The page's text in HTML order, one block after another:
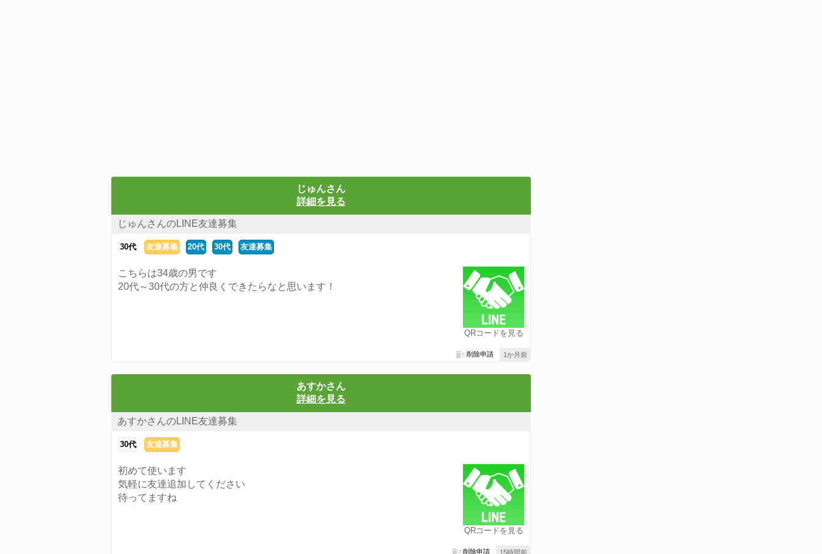
じゅんさん
詳細を見る
じゅんさんのLINE友達募集
30代 友達募集 20代 30代 友達募集
QRコードを見る
こちらは34歳の男です
20代～30代の方と仲良くできたらなと思います！
1か月前
削除申請
あすかさん
詳細を見る
あすかさんのLINE友達募集
30代 友達募集
QRコードを見る
初めて使います
気軽に友達追加してください
待ってますね
15時間前
削除申請